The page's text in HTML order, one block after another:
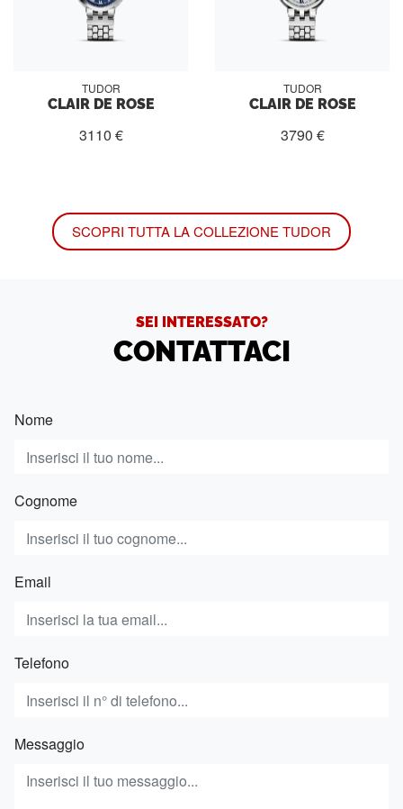
TUDOR
CLAIR DE ROSE
3110 €
TUDOR
CLAIR DE ROSE
3790 €
SCOPRI TUTTA LA COLLEZIONE TUDOR
SEI INTERESSATO?
CONTATTACI
Nome
Cognome
Email
Telefono
Messaggio